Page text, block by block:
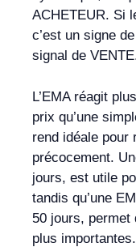
ACHETEUR. Si
c’est un signe
signal de
L’EMA réagit
prix qu’une
rend idéale pour
précocement.
jours, est utile
tandis qu’une
50 jours, permet
plus